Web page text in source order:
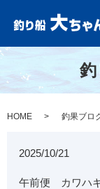
HOME 釣果ブロ
2025/10/21
午前便 カワハ